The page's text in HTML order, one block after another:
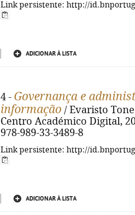
Link persistente: http://
ADICIONAR À LISTA
4 - Governança e
informação / Evaristo
Centro Académico Digital,
978-989-33-3489-8
Link persistente: http://
ADICIONAR À LISTA